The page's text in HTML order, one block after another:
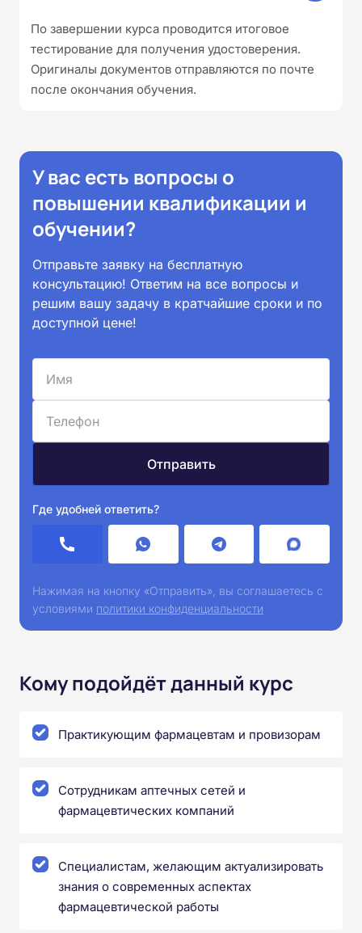
По завершении курса проводится итоговое
тестирование для получения удостоверения.
Оригиналы документов отправляются по почте
после окончания обучения.
У вас есть вопросы о
повышении квалификации и
обучении?
Отправьте заявку на бесплатную
консультацию! Ответим на все вопросы и
решим вашу задачу в кратчайшие сроки и по
доступной цене!
Где удобней ответить?
Нажимая на кнопку «Отправить», вы соглашаетесь с
условиями политики конфиденциальности
Кому подойдёт данный курс
Практикующим фармацевтам и провизорам
Сотрудникам аптечных сетей и
фармацевтических компаний
Специалистам, желающим актуализировать
знания о современных аспектах
фармацевтической работы